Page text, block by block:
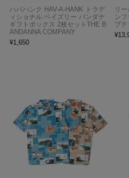
ハバハンク HAV-A-HANK トラデ
ィショナル ペイズリー バンダナ
ギフトボックス 2枚セットTHE B
ANDANNA COMPANY
¥1,650
リ
ン
プテ
¥